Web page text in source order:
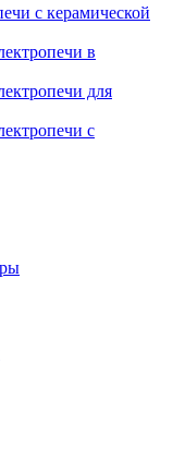
с керамической
в
для
с